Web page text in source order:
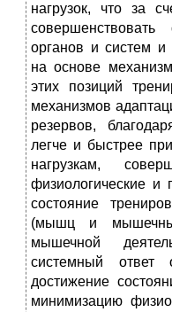
нагрузок, что за
совершенствовать
органов и систем и
на ос­нове
этих позиций
механизмов
резервов,
легче и быстрее
нагрузкам,
физиологические и
состояние
(мышц и
мышечной
системный ответ
достижение
минимизацию